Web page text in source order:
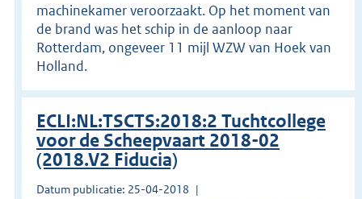
machinekamer veroorzaakt. Op het moment van
de brand was het schip in de aanloop naar
Rotterdam, ongeveer 11 mijl WZW van Hoek van
Holland.
ECLI:NL:TSCTS:2018:2 Tuchtcollege
voor de Scheepvaart 2018-02
(2018.V2 Fiducia)
Datum publicatie: 25-04-2018